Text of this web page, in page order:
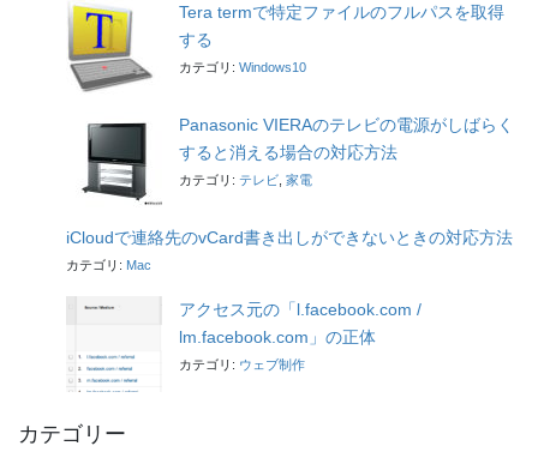
Tera termで特定ファイルのフルパスを取得
する
カテゴリ: Windows10
Panasonic VIERAのテレビの電源がしばらく
すると消える場合の対応方法
カテゴリ: テレビ 家電
iCloudで連絡先のvCard書き出しができないときの対応方法
カテゴリ: Mac
アクセス元の「l.facebook.com /
lm.facebook.com」の正体
カテゴリ: ウェブ制作
カテゴリー